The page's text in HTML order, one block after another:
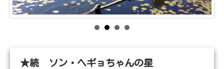
★続 ソン・ヘギョちゃんの星